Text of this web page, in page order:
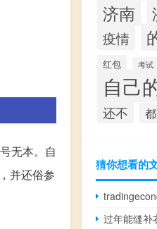
无本。自
并还俗参
济南
疫情
红包
考试
自己
还不
猜你想看的
过年能缝补